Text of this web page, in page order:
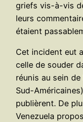
griefs vis-à-vis
leurs
étaient
Cet incident eut
celle de souder
réunis au sein de
Sud-
publièrent. De
Venezuela